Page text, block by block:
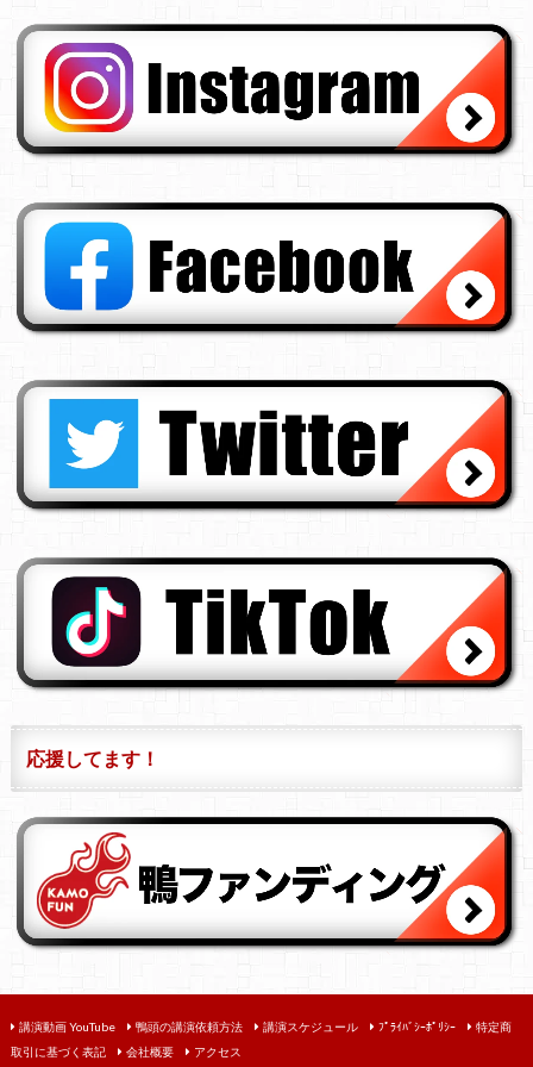
応援してます！
講演動画 YouTube 鴨頭の講演依頼方法 講演スケジュール ﾌﾟﾗｲﾊﾞｼｰﾎﾟﾘｼｰ
特定商
取引に基づく表記
会社概要 アクセス